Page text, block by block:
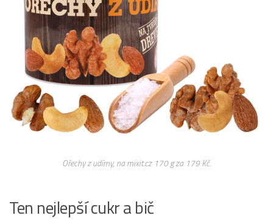
Ořechy z udírny, na mixit.cz 170 g za 179 Kč.
Ten nejlepší cukr a bič